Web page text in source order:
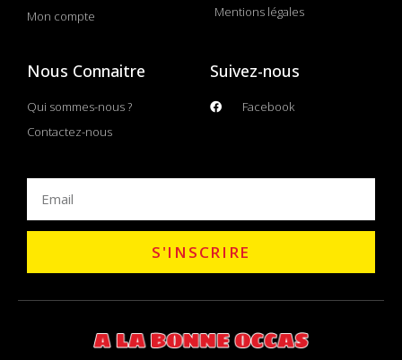
Mon compte
Mentions légales
Nous Connaitre
Qui sommes-nous ?
Contactez-nous
Suivez-nous
Facebook
S'INSCRIRE